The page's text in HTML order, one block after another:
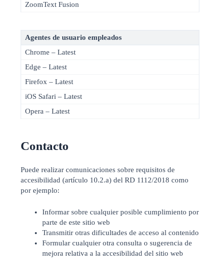
ZoomText Fusion
Agentes de usuario empleados
Chrome – Latest
Edge – Latest
Firefox – Latest
iOS Safari – Latest
Opera – Latest
Contacto
Puede realizar comunicaciones sobre requisitos de
accesibilidad (artículo 10.2.a) del RD 1112/2018 como
por ejemplo:
Informar sobre cualquier posible cumplimiento por
parte de este sitio web
Transmitir otras dificultades de acceso al contenido
Formular cualquier otra consulta o sugerencia de
mejora relativa a la accesibilidad del sitio web